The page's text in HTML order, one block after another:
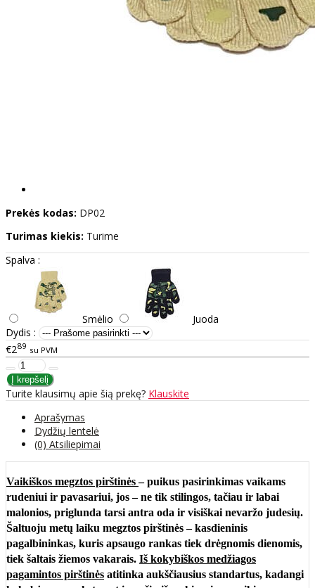
Prekės kodas: DP02
Turimas kiekis: Turime
Spalva :
Smėlio
Juoda
Dydis :
€289 su PVM
Turite klausimų apie šią prekę? Klauskite
Aprašymas
Dydžių lentelė
(0) Atsiliepimai
Vaikiškos megztos pirštinės – puikus pasirinkimas vaikams
rudeniui ir pavasariui, jos – ne tik stilingos, tačiau ir labai
malonios, priglunda tarsi antra oda ir visiškai nevaržo judesių.
Šaltuoju metų laiku megztos pirštinės– kasdieninis
pagalbininkas, kuris apsaugo rankas tiek drėgnomis dienomis,
tiek šaltais žiemos vakarais. Iš kokybiškos medžiagos
pagamintos pirštinės atitinka aukščiausius standartus, kadangi